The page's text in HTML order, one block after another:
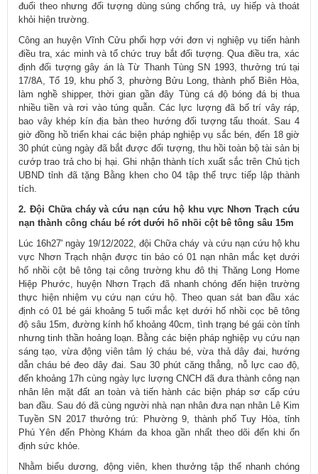
đuổi theo nhưng đối tượng dùng súng chống trả, uy hiếp và thoát
khỏi hiện trường.
Công an huyện Vĩnh Cửu phối hợp với đơn vị nghiệp vụ tiến hành
điều tra, xác minh và tổ chức truy bắt đối tượng. Qua điều tra, xác
định đối tượng gây án là Từ Thanh Tùng SN 1993, thưởng trú tại
17/8A, Tổ 19, khu phố 3, phường Bửu Long, thành phố Biên Hòa,
làm nghề shipper, thời gian gần đây Tùng cá độ bóng đá bị thua
nhiều tiền và rơi vào túng quẫn. Các lực lượng đã bố trí vây ráp,
bao vây khép kín địa bàn theo hướng đối tượng tẩu thoát. Sau 4
giờ đồng hồ triển khai các biện pháp nghiệp vụ sắc bén, đến 18 giờ
30 phút cùng ngày đã bắt được đối tượng, thu hồi toàn bộ tài sản bị
cướp trao trả cho bị hại. Ghi nhận thành tích xuất sắc trên Chủ tịch
UBND tỉnh đã tặng Bằng khen cho 04 tập thể trực tiếp lập thành
tích.
2. Đội Chữa cháy và cứu nạn cứu hộ khu vực Nhơn Trạch cứu
nạn thành công cháu bé rớt dưới hố nhồi cột bê tông sâu 15m
Lúc 16h27' ngày 19/12/2022, đội Chữa cháy và cứu nạn cứu hộ khu
vực Nhơn Trạch nhận được tin báo có 01 nạn nhân mắc kẹt dưới
hố nhồi cột bê tông tại công trường khu đô thị Thăng Long Home
Hiệp Phước, huyện Nhơn Trạch đã nhanh chóng đến hiện trường
thực hiện nhiệm vụ cứu nạn cứu hộ. Theo quan sát ban đầu xác
định có 01 bé gái khoảng 5 tuổi mắc kẹt dưới hố nhồi cọc bê tông
độ sâu 15m, đường kính hố khoảng 40cm, tình trạng bé gái còn tỉnh
nhưng tinh thần hoảng loạn. Bằng các biện pháp nghiệp vụ cứu nạn
sáng tạo, vừa động viên tâm lý cháu bé, vừa thả dây đai, hướng
dẫn cháu bé đeo dây đai. Sau 30 phút căng thẳng, nỗ lực cao độ,
đến khoảng 17h cùng ngày lực lượng CNCH đã đưa thành công nạn
nhân lên mặt đất an toàn và tiến hành các biện pháp sơ cấp cứu
ban đầu. Sau đó đã cùng người nhà nạn nhân đưa nạn nhân Lê Kim
Tuyền SN 2017 thưởng trú: Phường 9, thành phố Tuy Hòa, tỉnh
Phú Yên đến Phòng Khám đa khoa gần nhất theo dõi đến khi ổn
định sức khỏe.
Nhằm biểu dương, động viên, khen thưởng tập thể nhanh chóng